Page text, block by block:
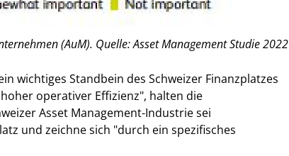
(AuM). Quelle: Asset Management Studie 2022
wichtiges Standbein des Schweizer Finanzplatzes
operativer Effizienz", halten die
Asset Management-Industrie sei
und zeichne sich "durch ein spezifisches